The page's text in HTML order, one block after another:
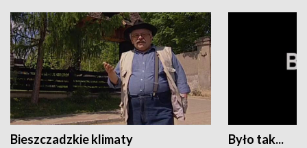
Bieszczadzkie klimaty Było tak...